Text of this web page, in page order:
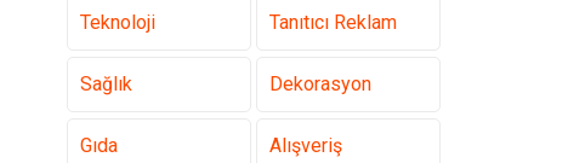
Teknoloji Tanıtıcı Reklam
Sağlık Dekorasyon
Gıda Alışveriş